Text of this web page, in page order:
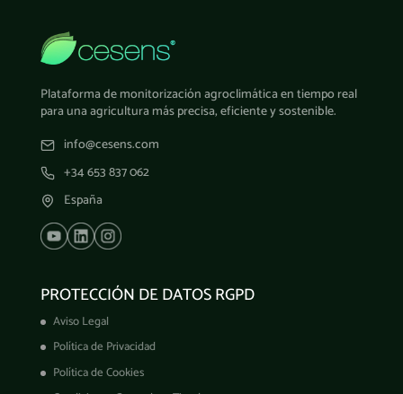
Plataforma de monitorización agroclimática en tiempo real
para una agricultura más precisa, eficiente y sostenible.
info@cesens.com
+34 653 837 062
España
PROTECCIÓN DE DATOS RGPD
Aviso Legal
Política de Privacidad
Política de Cookies